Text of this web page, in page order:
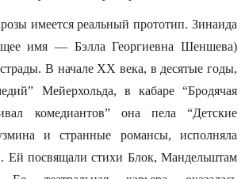
имеется реальный прототип. Зинаида
имя — Бэлла Георгиевна Шеншева)
В начале ХХ века, в десятые годы,
Мейерхольда, в кабаре “Бродячая
комедиантов” она пела “Детские
и странные романсы, исполняла
Ей посвящали стихи Блок, Мандельштам